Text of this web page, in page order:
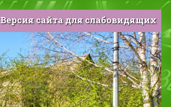
Версия сайта для слабовидящих